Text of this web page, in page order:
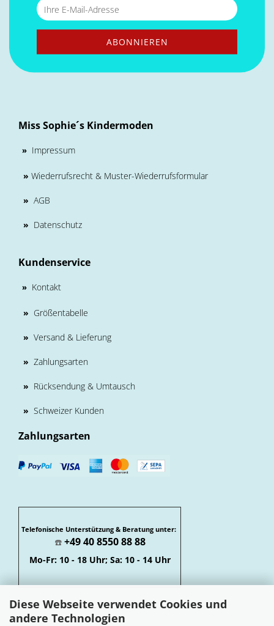
Diese Webseite verwendet Cookies und
andere Technologien
Miss Sophie´s Kindermoden
» Impressum
» Wiederrufsrecht & Muster-Wiederrufsformular
» AGB
» Datenschutz
Kundenservice
» Kontakt
» Größentabelle
» Versand & Lieferung
» Zahlungsarten
» Rücksendung & Umtausch
» Schweizer Kunden
Zahlungsarten
Telefonische Unterstützung & Beratung unter:
☎️ +49 40 8550 88 88
Mo-Fr: 10 - 18 Uhr; Sa: 10 - 14 Uhr